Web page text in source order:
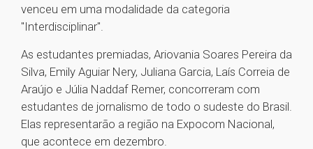
venceu em uma modalidade da categoria
"Interdisciplinar".
As estudantes premiadas, Ariovania Soares Pereira da
Silva, Emily Aguiar Nery, Juliana Garcia, Laís Correia de
Araújo e Júlia Naddaf Remer, concorreram com
estudantes de jornalismo de todo o sudeste do Brasil.
Elas representarão a região na Expocom Nacional,
que acontece em dezembro.